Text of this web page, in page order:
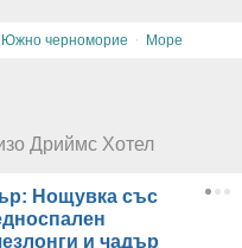
Южно черноморие · Море
Дриймс Хотел
Нощувка със
и чадър